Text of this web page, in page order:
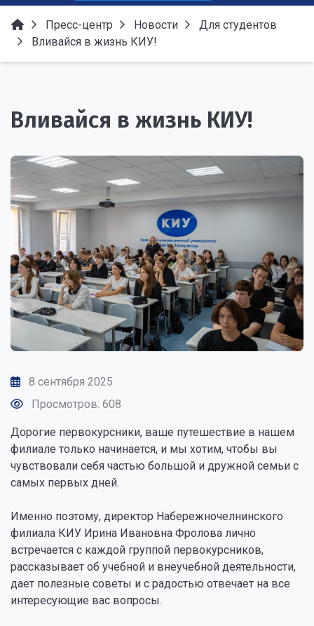
Пресс-центр Новости
Для студентов
Вливайся в жизнь КИУ!
Вливайся в жизнь КИУ!
8 сентября 2025
Просмотров: 608
Дорогие первокурсники, ваше путешествие в нашем
филиале только начинается, и мы хотим, чтобы вы
чувствовали себя частью большой и дружной семьи с
самых первых дней.
Именно поэтому, директор Набережночелнинского
филиала КИУ Ирина Ивановна Фролова лично
встречается с каждой группой первокурсников,
рассказывает об учебной и внеучебной деятельности,
дает полезные советы и с радостью отвечает на все
интересующие вас вопросы.